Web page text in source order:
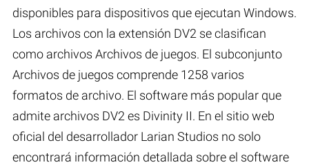
disponibles para dispositivos que ejecutan Windows.
Los archivos con la extensión DV2 se clasifican
como archivos Archivos de juegos. El subconjunto
Archivos de juegos comprende 1258 varios
formatos de archivo. El software más popular que
admite archivos DV2 es Divinity II. En el sitio web
oficial del desarrollador Larian Studios no solo
encontrará información detallada sobre el software